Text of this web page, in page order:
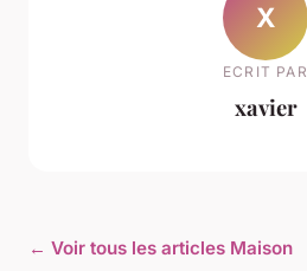
X
ECRIT PAR
xavier
← Voir tous les articles Maison